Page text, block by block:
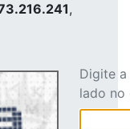
,
Digite
lado no